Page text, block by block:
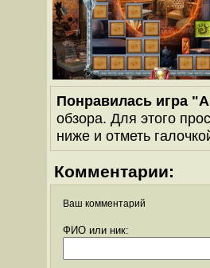
Понравилась игра
обзора. Для этого
ниже и отметь
Комментарии:
Ваш комментарий
ФИО или ник: